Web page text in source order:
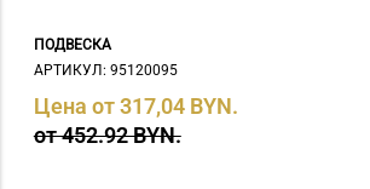
ПОДВЕСКА
АРТИКУЛ: 95120095
Цена от 317,04 BYN.
от 452.92 BYN.